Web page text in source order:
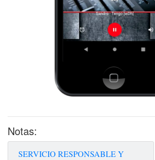
Notas:
SERVICIO RESPONSABLE Y